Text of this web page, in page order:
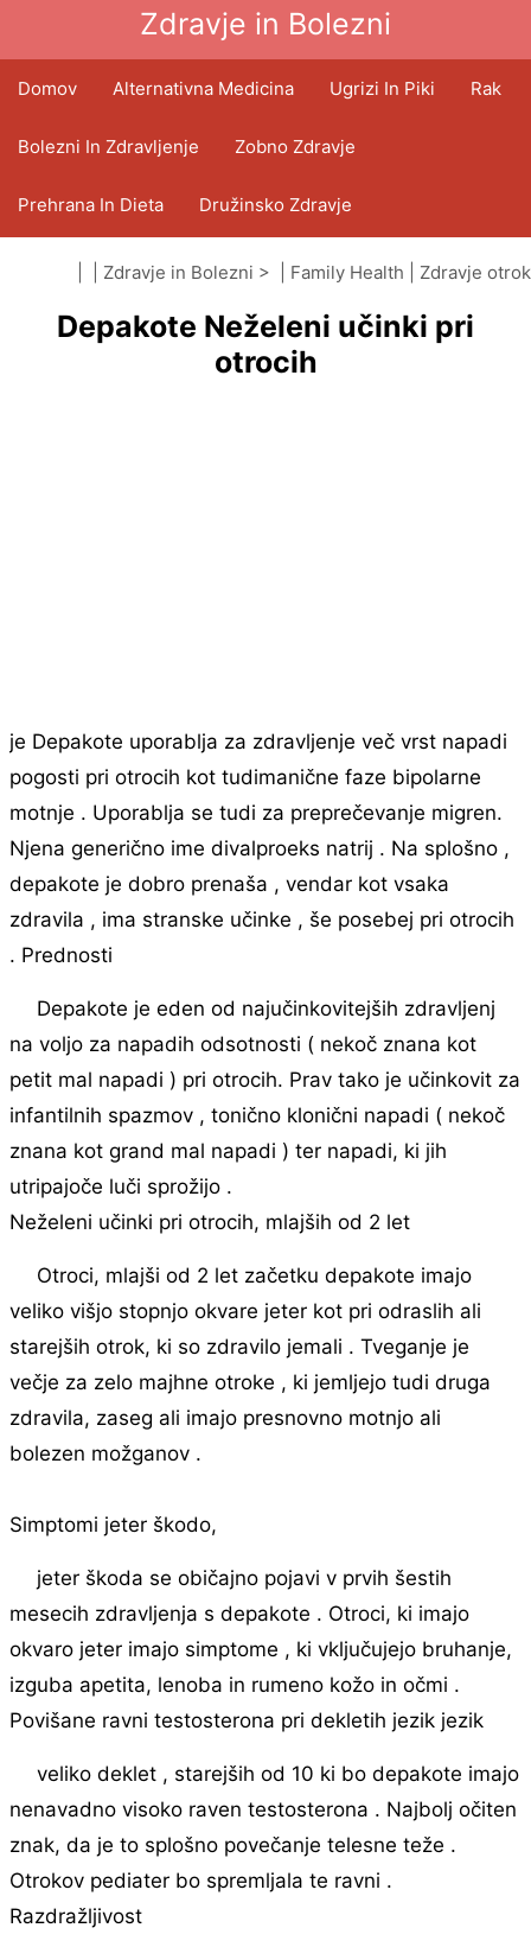
Zdravje in Bolezni
Domov Alternativna Medicina Ugrizi In Piki Rak
Bolezni In Zdravljenje Zobno Zdravje
Prehrana In Dieta Družinsko Zdravje
Zdravstveni Sektor Duševno Zdravje
Javno Zdravje In Varnost Operacije In Posegi
Zdravje in Bolezni > | Family Health Zdravje otrok
Depakote Neželeni učinki pri
otrocih
je Depakote uporablja za zdravljenje več vrst napadi
pogosti pri otrocih kot tudimanične faze bipolarne
motnje . Uporablja se tudi za preprečevanje migren.
Njena generično ime divalproeks natrij . Na splošno ,
depakote je dobro prenaša , vendar kot vsaka
zdravila , ima stranske učinke , še posebej pri otrocih
. Prednosti
Depakote je eden od najučinkovitejših zdravljenj
na voljo za napadih odsotnosti ( nekoč znana kot
petit mal napadi ) pri otrocih. Prav tako je učinkovit za
infantilnih spazmov , tonično klonični napadi ( nekoč
znana kot grand mal napadi ) ter napadi, ki jih
utripajoče luči sprožijo .
Neželeni učinki pri otrocih, mlajših od 2 let
Otroci, mlajši od 2 let začetku depakote imajo
veliko višjo stopnjo okvare jeter kot pri odraslih ali
starejših otrok, ki so zdravilo jemali . Tveganje je
večje za zelo majhne otroke , ki jemljejo tudi druga
zdravila, zaseg ali imajo presnovno motnjo ali
bolezen možganov .
Simptomi jeter škodo,
jeter škoda se običajno pojavi v prvih šestih
mesecih zdravljenja s depakote . Otroci, ki imajo
okvaro jeter imajo simptome , ki vključujejo bruhanje,
izguba apetita, lenoba in rumeno kožo in očmi .
Povišane ravni testosterona pri dekletih jezik jezik
veliko deklet , starejših od 10 ki bo depakote imajo
nenavadno visoko raven testosterona . Najbolj očiten
znak, da je to splošno povečanje telesne teže .
Otrokov pediater bo spremljala te ravni .
Razdražljivost